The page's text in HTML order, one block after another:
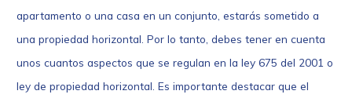
apartamento o una casa en un conjunto, estarás sometido a
una propiedad horizontal. Por lo tanto, debes tener en cuenta
unos cuantos aspectos que se regulan en la ley 675 del 2001 o
ley de propiedad horizontal. Es importante destacar que el